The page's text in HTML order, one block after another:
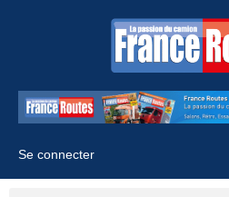
Se connecter